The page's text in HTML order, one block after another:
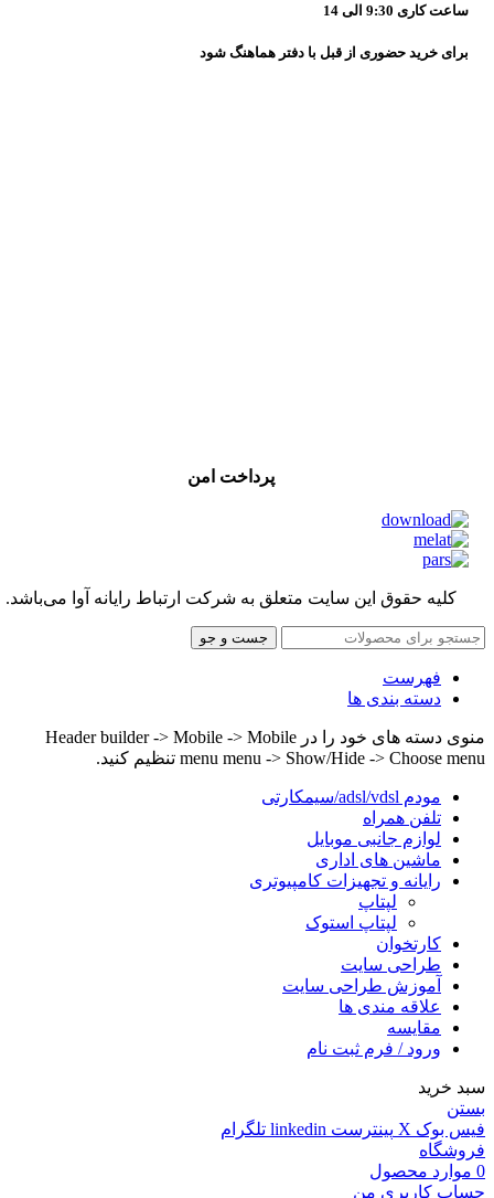
ساعت کاری 9:30 الی 14
برای خرید حضوری از قبل با دفتر هماهنگ شود
پرداخت امن
کلیه حقوق این سایت متعلق به شرکت ارتباط رایانه آوا می‌باشد.
جست و جو
فهرست
دسته بندی ها
منوی دسته های خود را در Header builder -> Mobile -> Mobile
menu menu -> Show/Hide -> Choose menu تنظیم کنید.
مودم adsl/vdsl/سیمکارتی
تلفن همراه
لوازم جانبی موبایل
ماشین های اداری
رایانه و تجهیزات کامپیوتری
لپتاپ
لپتاپ استوک
کارتخوان
طراحی سایت
آموزش طراحی سایت
علاقه مندی ها
مقایسه
ورود / فرم ثبت نام
سبد خرید
بستن
فیس بوک X پینترست linkedin تلگرام
فروشگاه
0 موارد محصول
حساب کاربری من